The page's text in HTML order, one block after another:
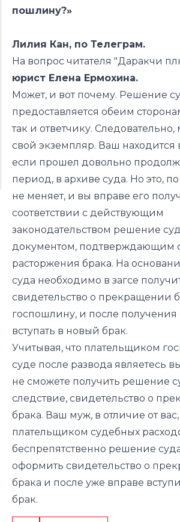
пошлину?»
Лилия Кан, по Телеграм.
На вопрос читателя "Даракчи
юрист Елена Ермохина.
Может, и вот почему. Решение
предоставляется обеим
так и ответчику. Следовательно,
свой экземпляр. Ваш находится
если прошел довольно
период, в архиве суда. Но это,
не меняет, и вы вправе его
соответствии с действующим
законодательством решение
документом, подтверждающим
расторжения брака. На
суда необходимо в загсе
свидетельство о прекращении
госпошлину, и после получения
вступать в новый брак.
Учитывая, что плательщиком
суде после развода являетесь
не сможете получить решение
следствие, свидетельство о
брака. Ваш муж, в отличие от
плательщиком судебных
беспрепятственно решение
оформить свидетельство о
брака и после уже вправе
брак.